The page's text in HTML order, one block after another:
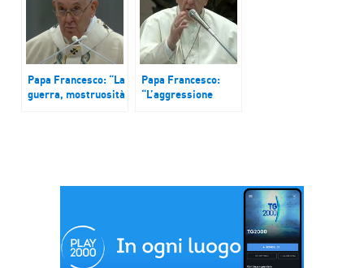
Papa Francesco: “La
guerra, mostruosità
Papa Francesco:
“L’aggressione